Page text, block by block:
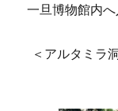
一旦博物館内
＜アルタミラ